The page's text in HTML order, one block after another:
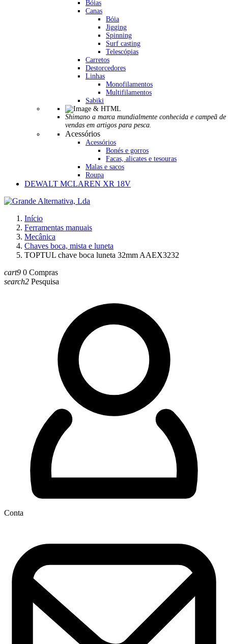
Bóias
Canas
Bóia
Jigging
Spinning
Surf casting
Telescópias
Carretos
Destorcedores
Linhas
Monofilamentos
Multifilamentos
Sabiki
Shimano a marca mundialmente conhecida e campeã de
vendas em artigos para pesca.
Acessórios
Acessórios
Bonés e gorros
Facas, alicates e tesouras
Malas e sacos
Roupa
DEWALT MCLAREN XR 18V
Início
Ferramentas manuais
Mecânica
Chaves boca, mista e luneta
TOPTUL chave boca luneta 32mm AAEX3232
cart9 0 Compras
search2 Pesquisa
Conta